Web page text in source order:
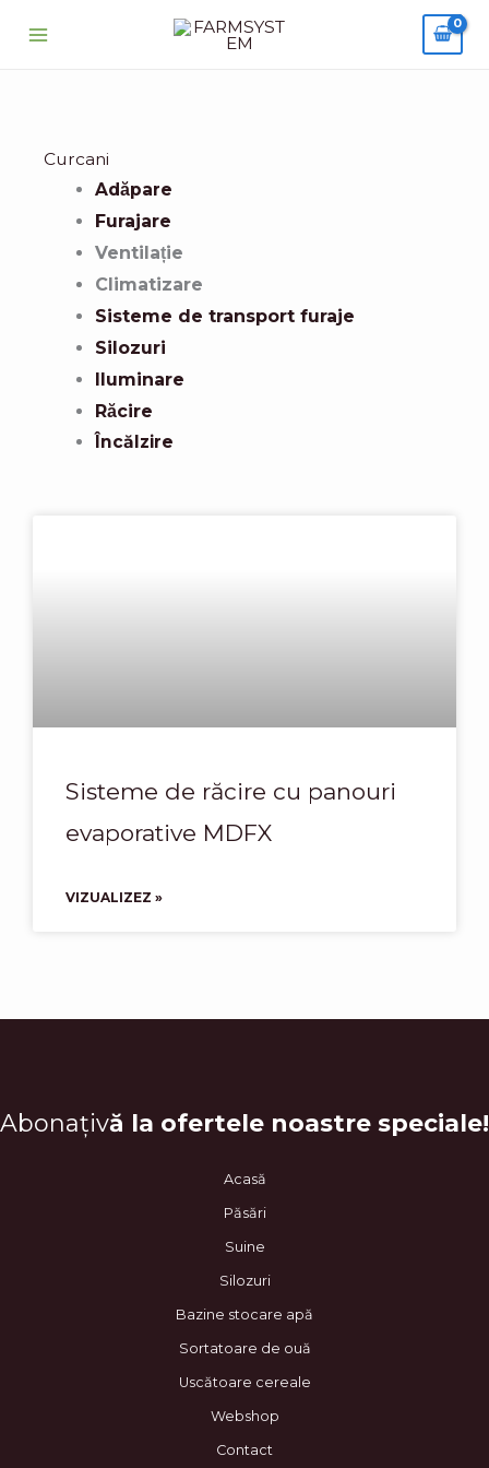
Curcani
Adăpare
Furajare
Ventilație
Climatizare
Sisteme de transport furaje
Silozuri
Iluminare
Răcire
Încălzire
Sisteme de răcire cu panouri
evaporative MDFX
VIZUALIZEZ »
Abonațivă la ofertele noastre speciale!
Acasă
Păsări
Suine
Silozuri
Bazine stocare apă
Sortatoare de ouă
Uscătoare cereale
Webshop
Contact